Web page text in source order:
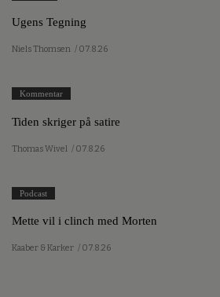
Ugens Tegning
Niels Thomsen / 07.8.26
Kommentar
Tiden skriger på satire
Thomas Wivel / 07.8.26
Podcast
Mette vil i clinch med Morten
Kaaber & Karker / 07.8.26